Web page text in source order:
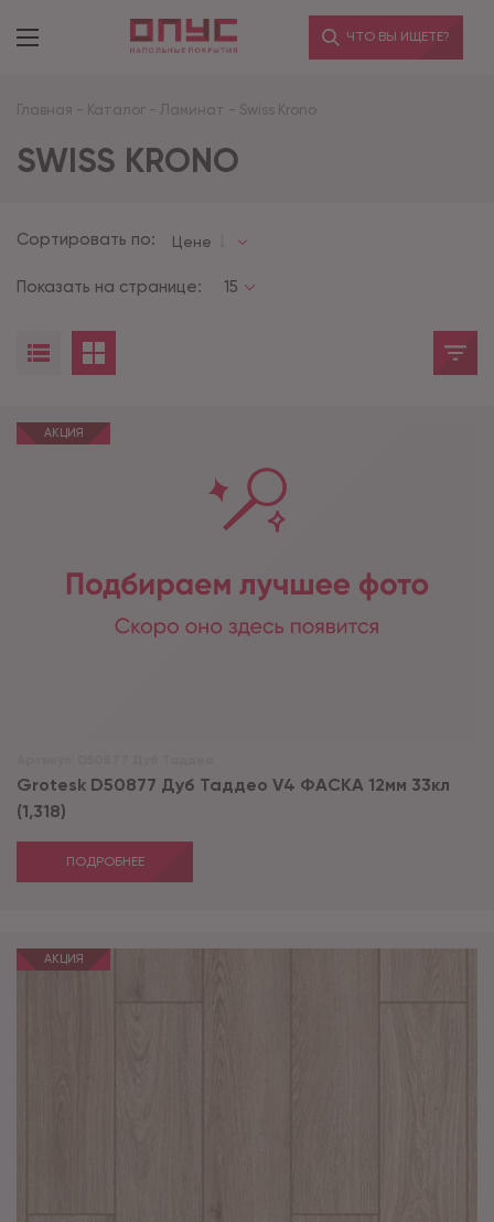
ЧТО ВЫ ИЩЕТЕ?
Главная - Каталог - Ламинат - Swiss Krono
SWISS KRONO
Сортировать по: Цене
Показать на странице: 15
АКЦИЯ
Grotesk D50877 Дуб Таддео V4 ФАСКА 12мм 33кл
(1,318)
ПОДРОБНЕЕ
АКЦИЯ